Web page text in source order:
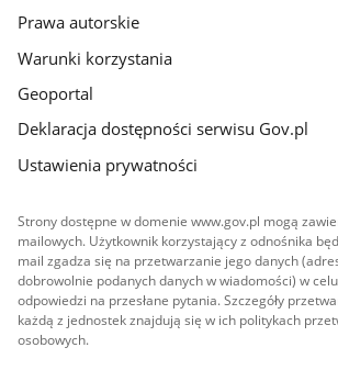
Prawa autorskie
Warunki korzystania
Geoportal
Deklaracja dostępności serwisu Gov.pl
Ustawienia prywatności
Strony dostępne w domenie www.gov.pl mogą
mailowych. Użytkownik korzystający z odnośnika
mail zgadza się na przetwarzanie jego danych
dobrowolnie podanych danych w wiadomości) w
odpowiedzi na przesłane pytania. Szczegóły
każdą z jednostek znajdują się w ich politykach
osobowych.